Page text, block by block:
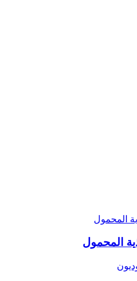
المحمول